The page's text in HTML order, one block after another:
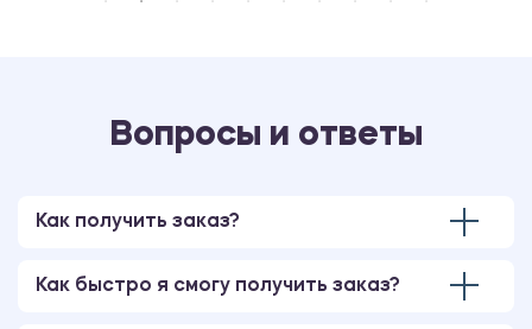
Вопросы и ответы
Как получить заказ?
Как быстро я смогу получить заказ?